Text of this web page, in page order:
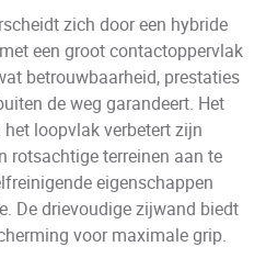
zich door een hybride
een groot contactoppervlak
betrouwbaarheid, prestaties
de weg garandeert. Het
loopvlak verbetert zijn
rotsachtige terreinen aan te
eigenschappen
De drievoudige zijwand biedt
voor maximale grip.